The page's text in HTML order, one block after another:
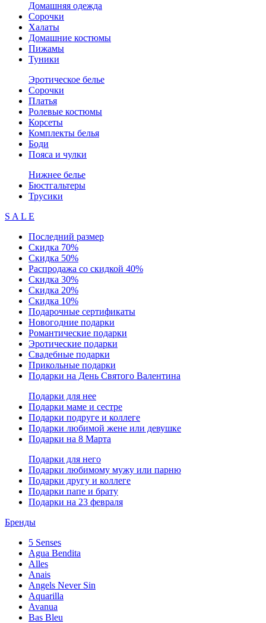
Домашняя одежда
Сорочки
Халаты
Домашние костюмы
Пижамы
Туники
Эротическое белье
Сорочки
Платья
Ролевые костюмы
Корсеты
Комплекты белья
Боди
Пояса и чулки
Нижнее белье
Бюстгальтеры
Трусики
S A L E
Последний размер
Скидка 70%
Скидка 50%
Распродажа со скидкой 40%
Скидка 30%
Скидка 20%
Скидка 10%
Подарочные сертификаты
Новогодние подарки
Романтические подарки
Эротические подарки
Свадебные подарки
Прикольные подарки
Подарки на День Святого Валентина
Подарки для нее
Подарки маме и сестре
Подарки подруге и коллеге
Подарки любимой жене или девушке
Подарки на 8 Марта
Подарки для него
Подарки любимому мужу или парню
Подарки другу и коллеге
Подарки папе и брату
Подарки на 23 февраля
Бренды
5 Senses
Agua Bendita
Alles
Anais
Angels Never Sin
Aquarilla
Avanua
Bas Bleu